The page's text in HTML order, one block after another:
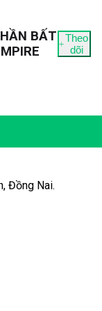
BẤT
Theo
dõi
Đồng Nai.